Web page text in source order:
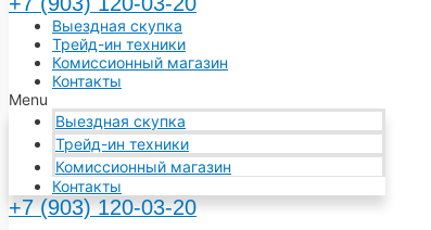
Выездная скупка
Трейд-ин техники
Комиссионный магазин
Контакты
Menu
Выездная скупка
Трейд-ин техники
Комиссионный магазин
Контакты
+7 (903) 120‑03-20